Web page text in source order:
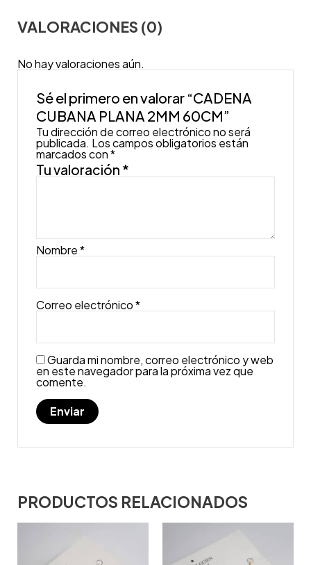
VALORACIONES (0)
No hay valoraciones aún.
Sé el primero en valorar “CADENA
CUBANA PLANA 2MM 60CM”
Tu dirección de correo electrónico no será
publicada. Los campos obligatorios están
marcados con*
Tu valoración *
Nombre*
Correo electrónico*
Guarda mi nombre, correo electrónico y web
en este navegador para la próxima vez que
comente.
PRODUCTOS RELACIONADOS